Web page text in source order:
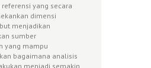
yang secara
dimensi
menjadikan
sumber
yang mampu
bagaimana analisis
menjadi semakin